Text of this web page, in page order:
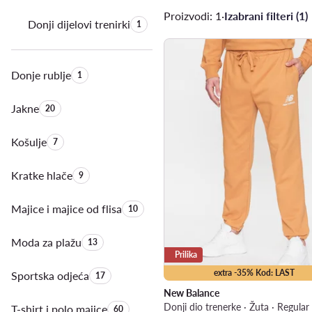
Donji dijelovi trenirkiKoličina proizvoda:
1
Donje rubljeKoličina proizvoda:
1
JakneKoličina proizvoda:
20
KošuljeKoličina proizvoda:
7
Kratke hlačeKoličina proizvoda:
9
Majice i majice od flisaKoličina proizvoda:
10
Moda za plažuKoličina proizvoda:
13
Sportska odjećaKoličina proizvoda:
17
T-shirt i polo majiceKoličina proizvoda:
60
Proizvodi: 1 ·Izabrani filteri (1)
extra -35% Kod: LAST
Prilika
New Balance
Donji dio trenerke · Žuta · Regular